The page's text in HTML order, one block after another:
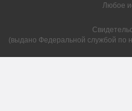
Любое
(выдано Федеральной службой по